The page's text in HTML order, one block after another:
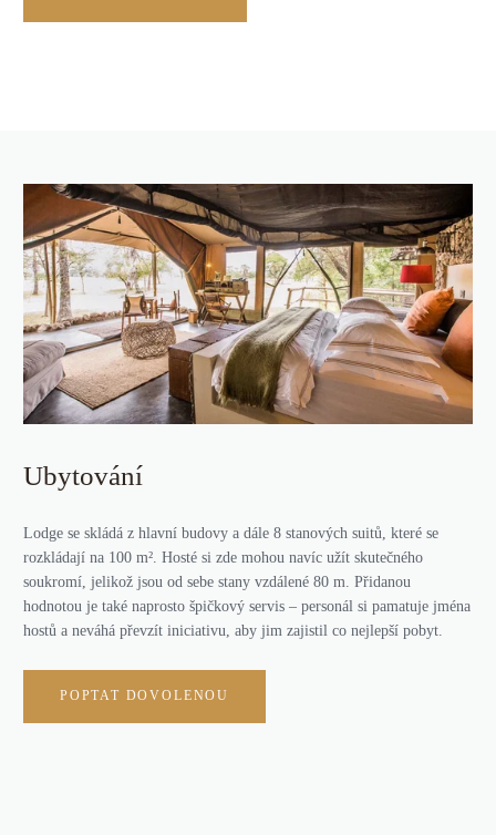
Ubytování
Lodge se skládá z hlavní budovy a dále 8 stanových suitů, které se
rozkládají na 100 m². Hosté si zde mohou navíc užít skutečného
soukromí, jelikož jsou od sebe stany vzdálené 80 m. Přidanou
hodnotou je také naprosto špičkový servis – personál si pamatuje jména
hostů a neváhá převzít iniciativu, aby jim zajistil co nejlepší pobyt.
POPTAT DOVOLENOU